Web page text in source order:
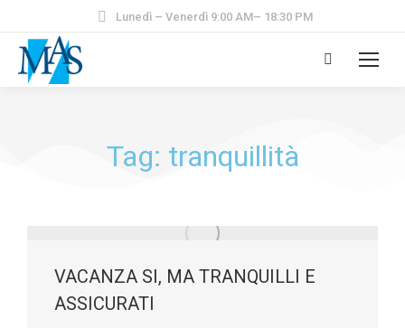
Lunedì – Venerdì 9:00 AM– 18:30 PM
Tag: tranquillità
VACANZA SI, MA TRANQUILLI E
ASSICURATI